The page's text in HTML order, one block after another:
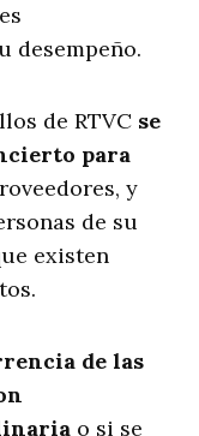
desempeño.
de RTVC se
para
y
de su
existen
de las
o si se